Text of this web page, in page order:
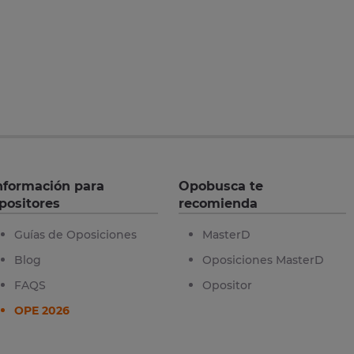
para
Guías de Oposiciones
Blog
FAQS
OPE 2026
Opobusca te
recomienda
MasterD
Oposiciones MasterD
Opositor